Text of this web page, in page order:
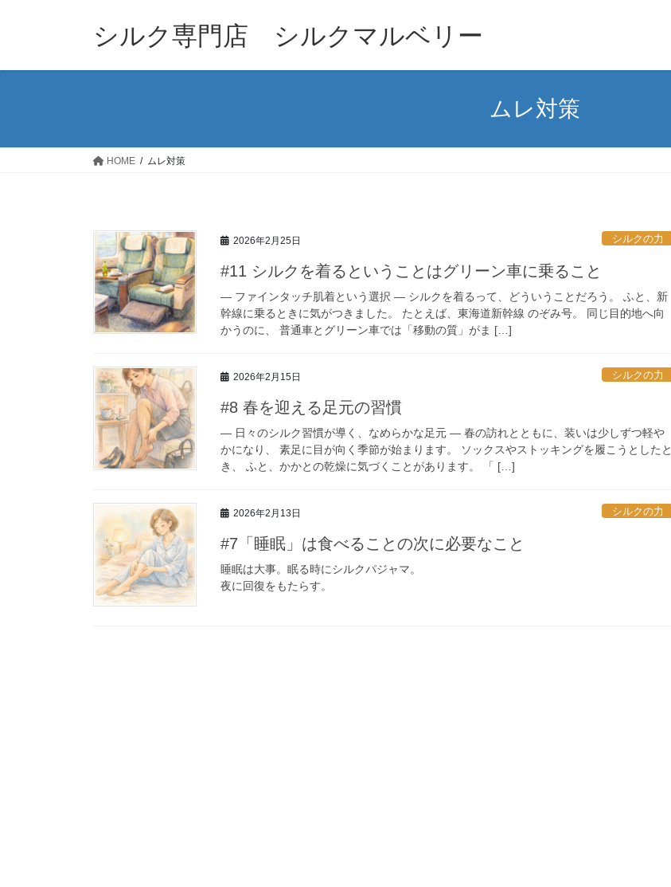
シルク専門店 シルクマルベリー
ムレ対策
HOME ムレ対策
2026年2月25日 シルクの力
#11 シルクを着るということはグリーン車に乗ること
― ファインタッチ肌着という選択 ― シルクを着るって、どういうことだろう。 ふと、新
幹線に乗るときに気がつきました。 たとえば、東海道新幹線 のぞみ号。 同じ目的地へ向
かうのに、 普通車とグリーン車では「移動の質」がま […]
2026年2月15日 シルクの力
#8 春を迎える足元の習慣
― 日々のシルク習慣が導く、なめらかな足元 ― 春の訪れとともに、装いは少しずつ軽や
かになり、 素足に目が向く季節が始まります。 ソックスやストッキングを履こうとしたと
き、 ふと、かかとの乾燥に気づくことがあります。 「 […]
2026年2月13日 シルクの力
#7「睡眠」は食べることの次に必要なこと
睡眠は大事。眠る時にシルクパジャマ。
夜に回復をもたらす。